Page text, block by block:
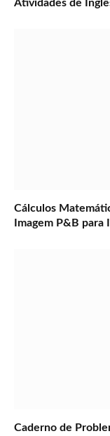
Atividades de
Cálculos
Imagem P&B para
Caderno de